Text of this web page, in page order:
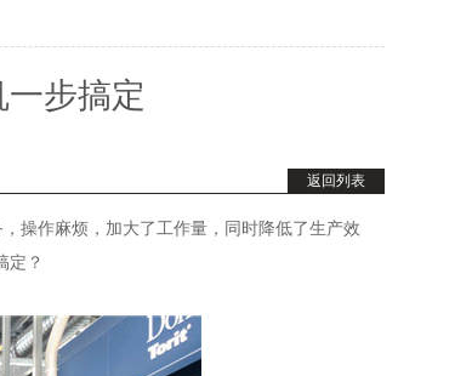
步搞定
返回列表
操作麻烦，加大了工作量，同时降低了生产效
定？